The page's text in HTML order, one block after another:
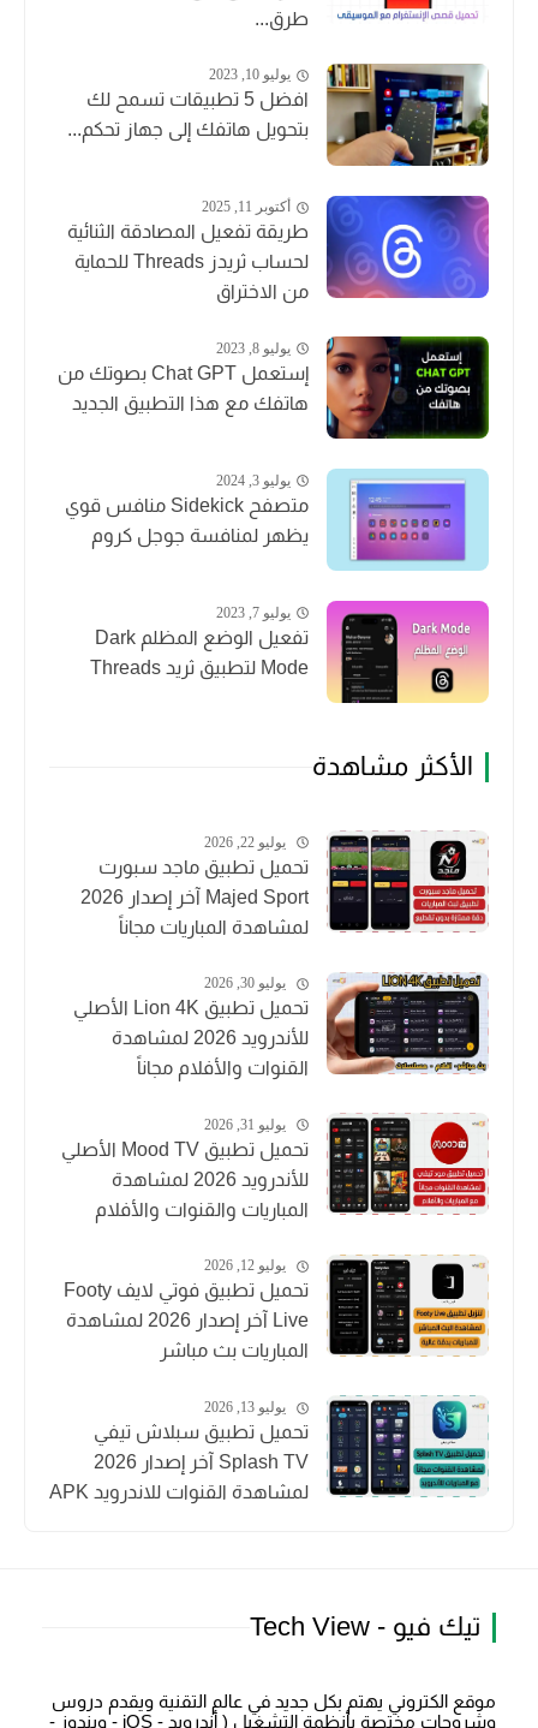
طرق...
يوليو 10, 2023
افضل 5 تطبيقات تسمح لك
بتحويل هاتفك إلى جهاز تحكم...
أكتوبر 11, 2025
طريقة تفعيل المصادقة الثنائية
لحساب ثريدز Threads للحماية
من الاختراق
يوليو 8, 2023
إستعمل Chat GPT بصوتك من
هاتفك مع هذا التطبيق الجديد
يوليو 3, 2024
متصفح Sidekick منافس قوي
يظهر لمنافسة جوجل كروم
يوليو 7, 2023
تفعيل الوضع المظلم Dark
Mode لتطبيق ثريد Threads
الأكثر مشاهدة
يوليو 22, 2026
تحميل تطبيق ماجد سبورت
Majed Sport آخر إصدار 2026
لمشاهدة المباريات مجاناً
يوليو 30, 2026
تحميل تطبيق Lion 4K الأصلي
للأندرويد 2026 لمشاهدة
القنوات والأفلام مجاناً
يوليو 31, 2026
تحميل تطبيق Mood TV الأصلي
للأندرويد 2026 لمشاهدة
المباريات والقنوات والأفلام
يوليو 12, 2026
تحميل تطبيق فوتي لايف Footy
Live آخر إصدار 2026 لمشاهدة
المباريات بث مباشر
يوليو 13, 2026
تحميل تطبيق سبلاش تيفي
Splash TV آخر إصدار 2026
لمشاهدة القنوات للاندرويد APK
تيك فيو - Tech View
موقع الكتروني يهتم بكل جديد في عالم التقنية ويقدم دروس
وشروحات مختصة بأنظمة التشغيل ( أندرويد - iOS - ويندوز -